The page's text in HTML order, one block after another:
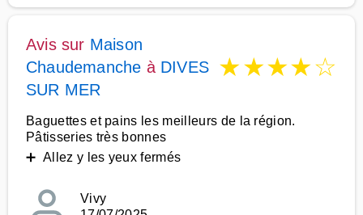
Avis sur Maison
Chaudemanche à DIVES
SUR MER
★★★★☆
Baguettes et pains les meilleurs de la région.
Pâtisseries très bonnes
➕ Allez y les yeux fermés
Vivy